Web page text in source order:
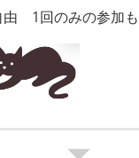
由 1回のみの参加